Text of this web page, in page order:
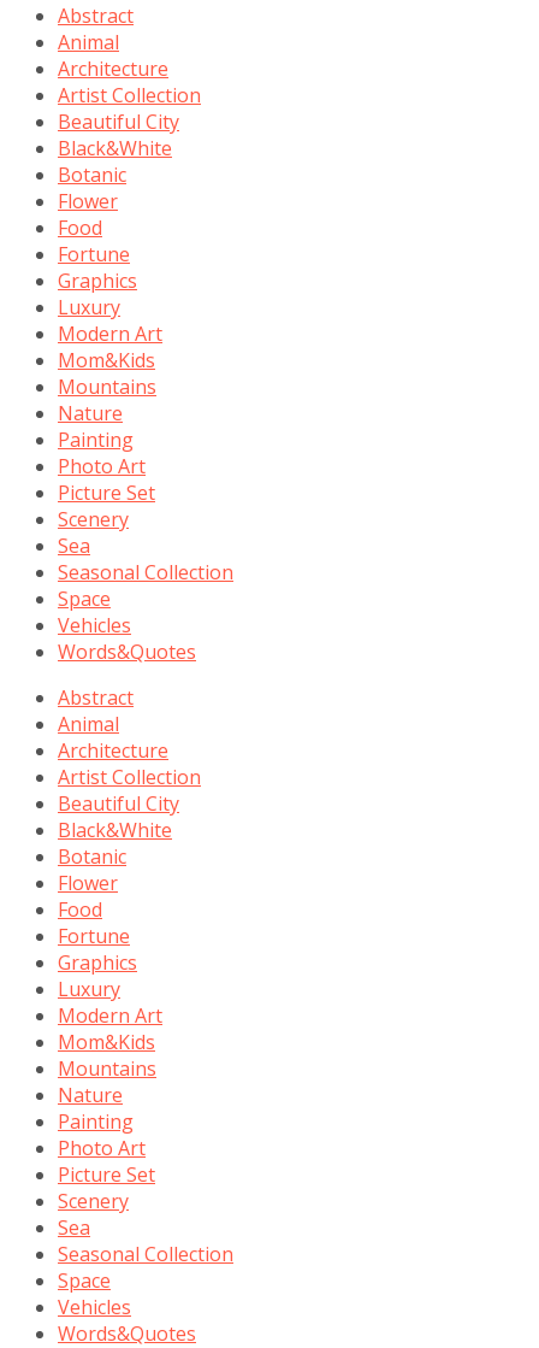
Abstract
Animal
Architecture
Artist Collection
Beautiful City
Black&White
Botanic
Flower
Food
Fortune
Graphics
Luxury
Modern Art
Mom&Kids
Mountains
Nature
Painting
Photo Art
Picture Set
Scenery
Sea
Seasonal Collection
Space
Vehicles
Words&Quotes
Abstract
Animal
Architecture
Artist Collection
Beautiful City
Black&White
Botanic
Flower
Food
Fortune
Graphics
Luxury
Modern Art
Mom&Kids
Mountains
Nature
Painting
Photo Art
Picture Set
Scenery
Sea
Seasonal Collection
Space
Vehicles
Words&Quotes